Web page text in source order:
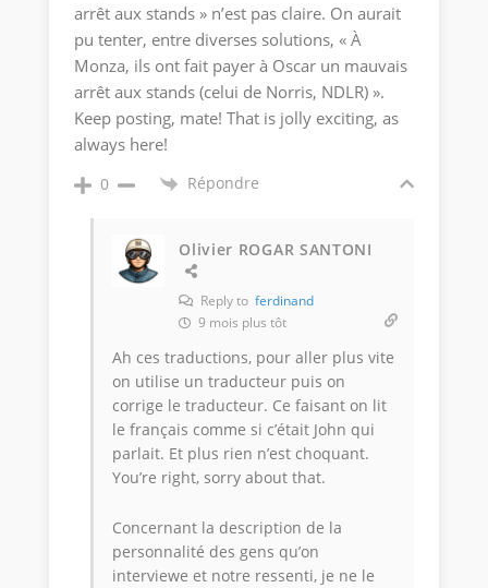
arrêt aux stands » n’est pas claire. On aurait
pu tenter, entre diverses solutions, « À
Monza, ils ont fait payer à Oscar un mauvais
arrêt aux stands (celui de Norris, NDLR) ».
Keep posting, mate! That is jolly exciting, as
always here!
0 Répondre
Olivier ROGAR SANTONI
Reply toferdinand
9 mois plus tôt
Ah ces traductions, pour aller plus vite
on utilise un traducteur puis on
corrige le traducteur. Ce faisant on lit
le français comme si c’était John qui
parlait. Et plus rien n’est choquant.
You’re right, sorry about that.
Concernant la description de la
personnalité des gens qu’on
interviewe et notre ressenti, je ne le